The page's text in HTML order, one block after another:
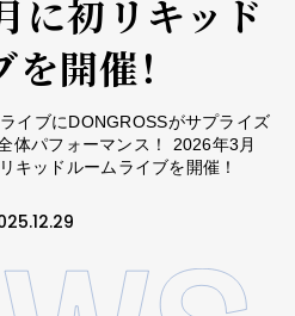
に初リキッド
開催！
イブにDONGROSSがサプライズ
体パフォーマンス！ 2026年3月
キッドルームライブを開催！